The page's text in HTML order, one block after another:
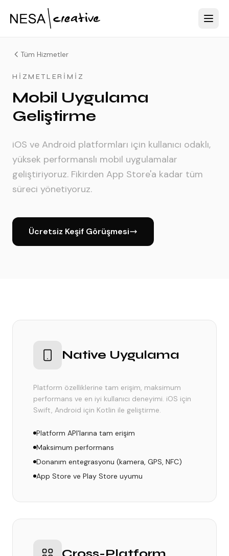
Tüm Hizmetler
HIZMETLERIMIZ
Mobil Uygulama
Geliştirme
iOS ve Android platformları için kullanıcı odaklı,
yüksek performanslı mobil uygulamalar
geliştiriyoruz. Fikirden App Store'a kadar tüm
süreci yönetiyoruz.
Ücretsiz Keşif Görüşmesi
Native Uygulama
Platform özelliklerine tam erişim, maksimum
performans ve en iyi kullanıcı deneyimi. iOS için
Swift, Android için Kotlin ile geliştirme.
Platform API'larına tam erişim
Maksimum performans
Donanım entegrasyonu (kamera, GPS, NFC)
App Store ve Play Store uyumu